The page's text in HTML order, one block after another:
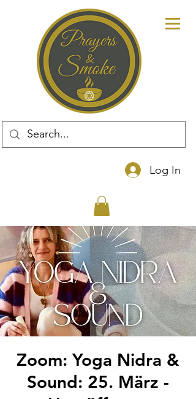
Log In
Zoom: Yoga Nidra &
Sound: 25. März -